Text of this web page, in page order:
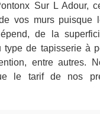
Sur L Adour,
vos murs puisque
de la
type de tapisserie à
entre autres.
le tarif de nos